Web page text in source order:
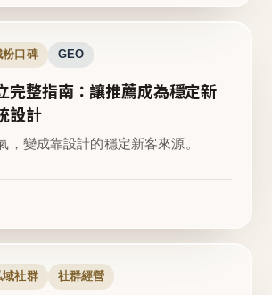
粉口碑 GEO
完整指南：讓推薦成為穩定新
設計
，變成靠設計的穩定新客來源。
域社群 社群經營